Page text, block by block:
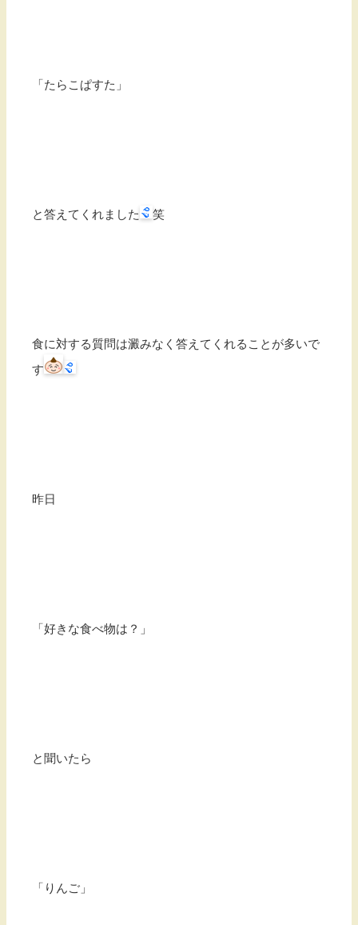
「たらこぱすた」
と答えてくれました 笑
食に対する質問は澱みなく答えてくれることが多いで
す
昨日
「好きな食べ物は？」
と聞いたら
「りんご」